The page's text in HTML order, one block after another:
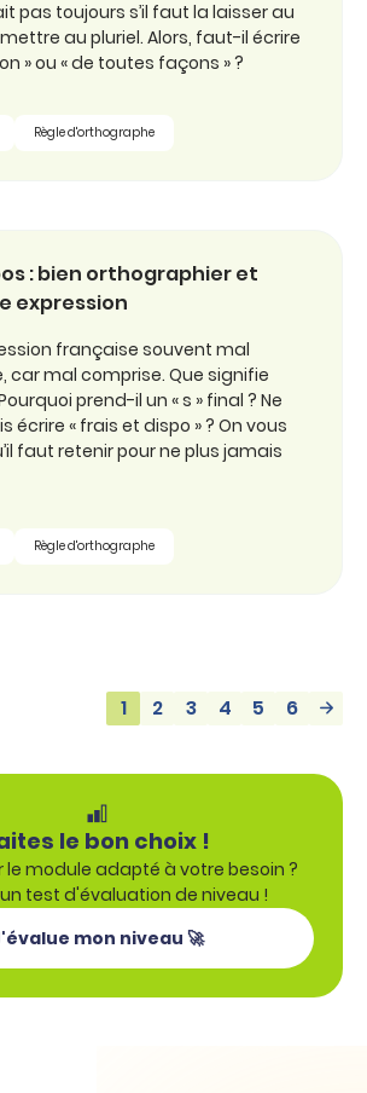
pas toujours s’il faut la laisser au
au pluriel. Alors, faut-il écrire
» ou « de toutes façons » ?
Règle d'orthographe
: bien orthographier et
expression
française souvent mal
car mal comprise. Que signifie
prend-il un « s » final ? Ne
écrire « frais et dispo » ? On vous
faut retenir pour ne plus jamais
Règle d'orthographe
1 2 3 4 5 6
le bon choix !
le module adapté à votre besoin ?
test d'évaluation de niveau !
mon niveau 🚀